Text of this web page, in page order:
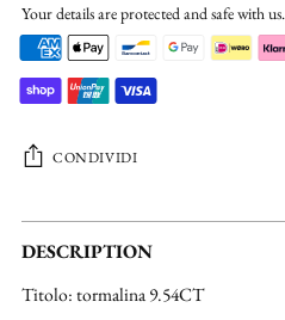
Your details are protected and safe with us.
CONDIVIDI
Aggiungere
un
al
DESCRIPTION
Titolo: tormalina 9.54CT